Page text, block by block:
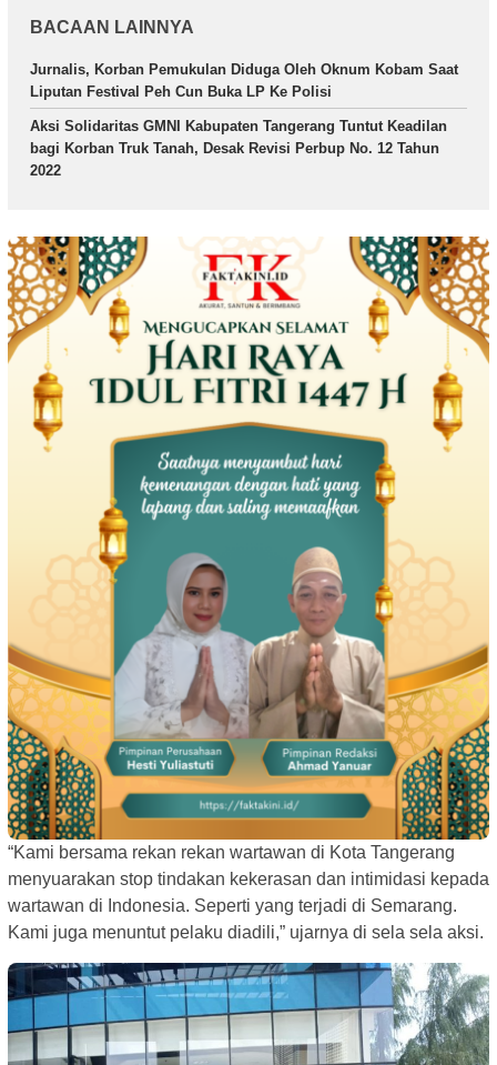
BACAAN LAINNYA
Jurnalis, Korban Pemukulan Diduga Oleh Oknum Kobam Saat
Liputan Festival Peh Cun Buka LP Ke Polisi
Aksi Solidaritas GMNI Kabupaten Tangerang Tuntut Keadilan
bagi Korban Truk Tanah, Desak Revisi Perbup No. 12 Tahun
2022
“Kami bersama rekan rekan wartawan di Kota Tangerang
menyuarakan stop tindakan kekerasan dan intimidasi kepada
wartawan di Indonesia. Seperti yang terjadi di Semarang.
Kami juga menuntut pelaku diadili,” ujarnya di sela sela aksi.